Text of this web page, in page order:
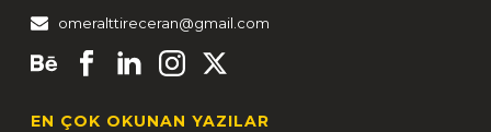
omeralttireceran@gmail.com
EN ÇOK OKUNAN YAZILAR